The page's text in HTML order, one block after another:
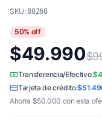
SKU:88268
50% off
$49.990
Transferencia/Efectivo:
Tarjeta de crédito:
Ahorra $50.000 con esta